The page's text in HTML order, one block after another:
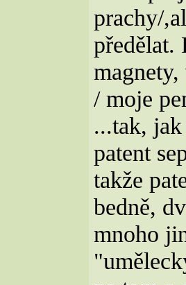
prachy/
předělat.
/ moje
...tak,
patent
takže
bedně,
mnoho